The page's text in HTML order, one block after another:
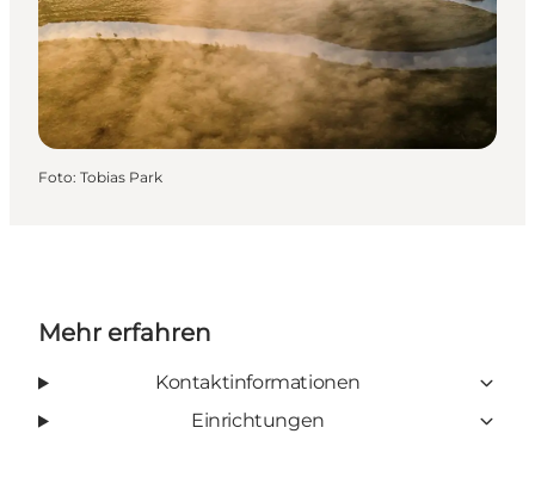
Foto: Tobias Park
Mehr erfahren
Kontaktinformationen
Einrichtungen